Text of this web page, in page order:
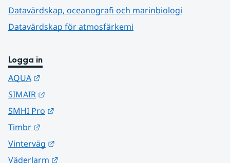
Datavärdskap, oceanografi och marinbiologi
Datavärdskap för atmosfärkemi
Logga in
AQUA
SIMAIR
SMHI Pro
Timbr
Vinterväg
Väderlarm